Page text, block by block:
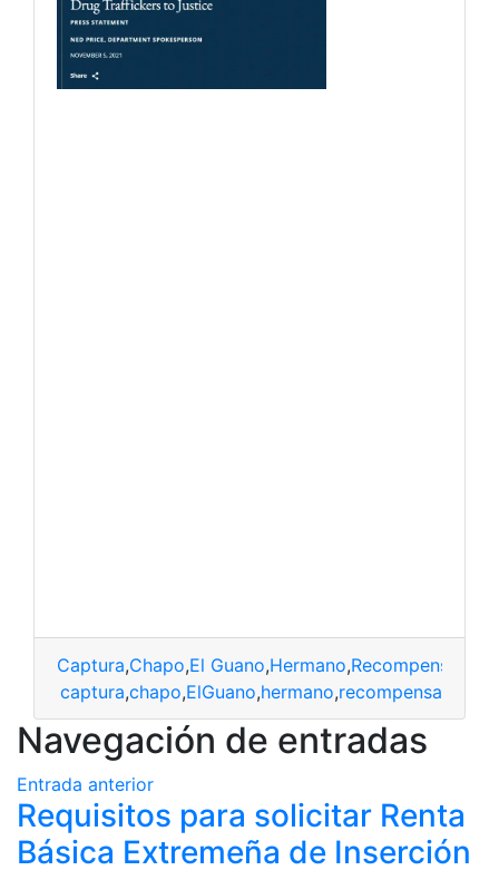
Captura,Chapo,El Guano,Hermano,Recompensa
captura,chapo,ElGuano,hermano,recompensa
Navegación de entradas
Entrada anterior
Requisitos para solicitar Renta
Básica Extremeña de Inserción